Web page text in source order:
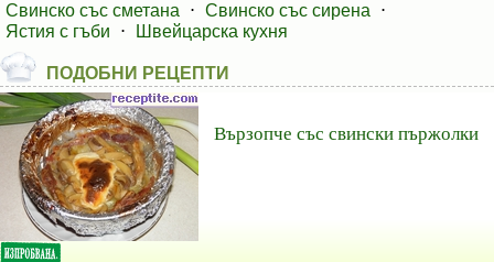
Свинско със сметана
⋅ Свинско със сирена
⋅
Ястия с гъби
⋅ Швейцарска кухня
ПОДОБНИ РЕЦЕПТИ
Вързопче със свински пържолки